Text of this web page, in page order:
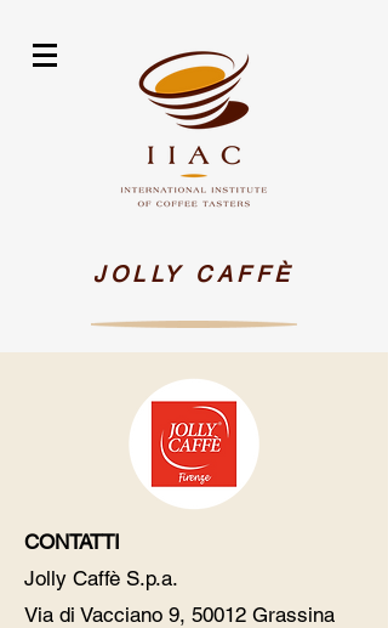
JOLLY CAFFÈ
CONTATTI​
Jolly Caffè S.p.a.
Via di Vacciano 9, 50012 Grassina